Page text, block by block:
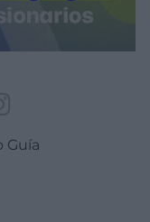
Guía